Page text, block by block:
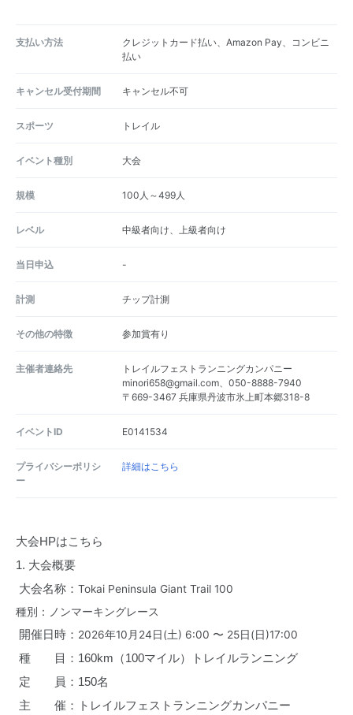
支払い方法
クレジットカード払い、Amazon Pay、コンビニ
払い
キャンセル受付期間 キャンセル不可
スポーツ トレイル
イベント種別 大会
規模 100人～499人
レベル 中級者向け、上級者向け
当日申込 -
計測 チップ計測
その他の特徴 参加賞有り
主催者連絡先
トレイルフェストランニングカンパニー
minori658@gmail.com、050-8888-7940
〒669-3467 兵庫県丹波市氷上町本郷318-8
イベントID E0141534
プライバシーポリシ
ー
詳細はこちら
大会HPはこちら
1. 大会概要
大会名称： Tokai Peninsula Giant Trail 100
種別：ノンマーキングレース
開催日時： 2026年10月24日(土) 6:00 〜 25日(日)17:00
種　　目：160km（100マイル）トレイルランニング
定　　員：150名
主　　催：トレイルフェストランニングカンパニー